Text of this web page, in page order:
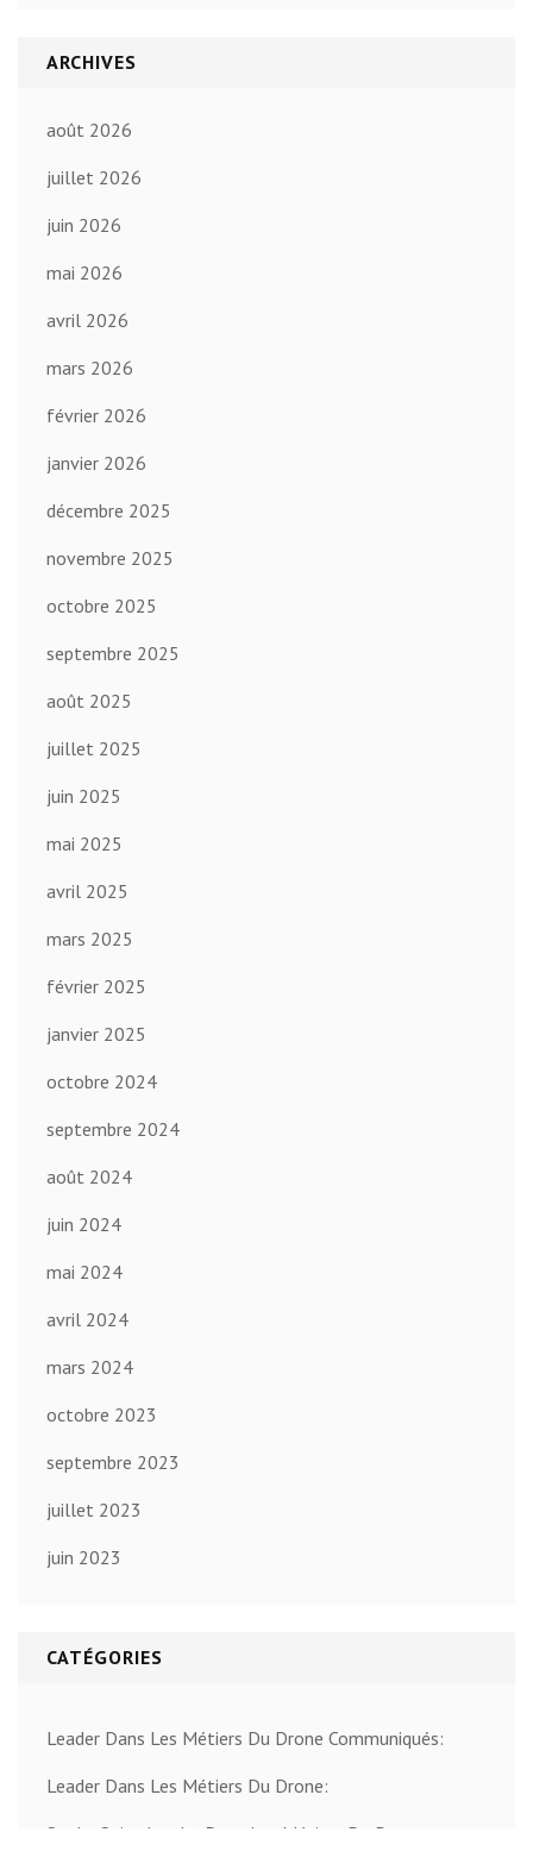
ARCHIVES
août 2026
juillet 2026
juin 2026
mai 2026
avril 2026
mars 2026
février 2026
janvier 2026
décembre 2025
novembre 2025
octobre 2025
septembre 2025
août 2025
juillet 2025
juin 2025
mai 2025
avril 2025
mars 2025
février 2025
janvier 2025
octobre 2024
septembre 2024
août 2024
juin 2024
mai 2024
avril 2024
mars 2024
octobre 2023
septembre 2023
juillet 2023
juin 2023
CATÉGORIES
Leader Dans Les Métiers Du Drone Communiqués:
Leader Dans Les Métiers Du Drone:
Sur Le Sujet Leader Dans Les Métiers Du Drone: